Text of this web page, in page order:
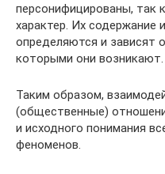
персонифицированы, так
характер. Их содержание
определяются и зависят
которыми они возникают.
Таким образом,
(общественные)
и исходного понимания
феноменов.